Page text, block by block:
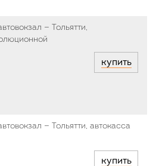
— Тольятти,
купить
— Тольятти, автокасса
купить